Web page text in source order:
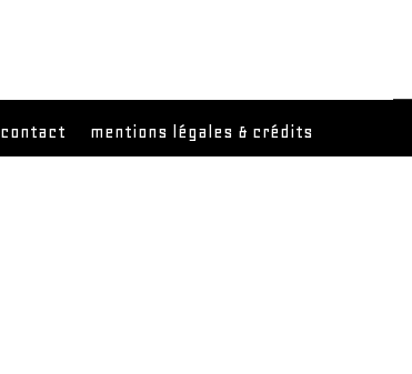
contact mentions légales & crédits